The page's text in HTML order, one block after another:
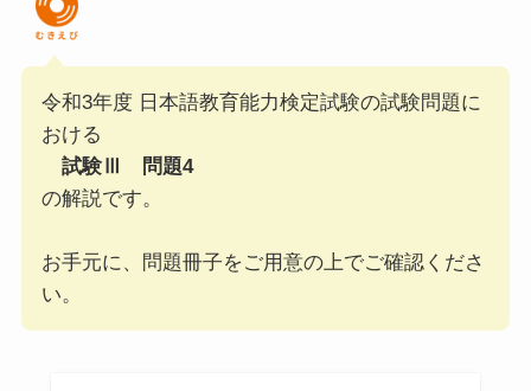
令和3年度 日本語教育能力検定試験の試験問題に
おける
試験Ⅲ 問題4
の解説です。
お手元に、問題冊子をご用意の上でご確認くださ
い。